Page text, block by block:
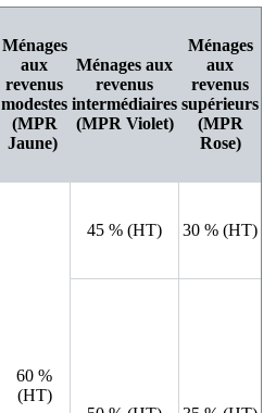
Ménages
aux
revenus
modestes
(MPR
Jaune)
Ménages aux
revenus
intermédiaires
(MPR Violet)
Ménages
aux
revenus
supérieurs
(MPR
Rose)
60 %
(HT)
45 % (HT) 30 % (HT)